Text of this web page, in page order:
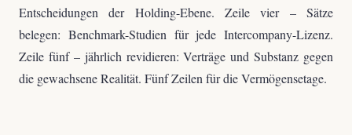
Entscheidungen der Holding-Ebene. Zeile vier – Sätze
belegen: Benchmark-Studien für jede Intercompany-Lizenz.
Zeile fünf – jährlich revidieren: Verträge und Substanz gegen
die gewachsene Realität. Fünf Zeilen für die Vermögensetage.